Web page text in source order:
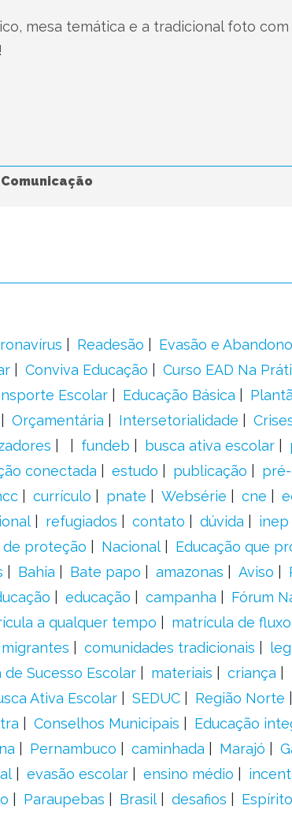
mesa temática e a tradicional foto com
Comunicação
Readesão Evasão e
Conviva Educação Curso EAD Na
Escolar Educação Básica
Orçamentária Intersetorialidade
fundeb busca ativa escolar
conectada estudo publicação
currículo pnate Websérie cne
refugiados contato dúvida inep
de proteção Nacional Educação que
Bahia Bate papo amazonas Aviso
educação campanha Fórum
a qualquer tempo matrícula de
comunidades tradicionais
de Sucesso Escolar materiais criança
Ativa Escolar SEDUC Região Norte
Conselhos Municipais Educação
Pernambuco caminhada Marajó
evasão escolar ensino médio
Paraupebas Brasil desafios